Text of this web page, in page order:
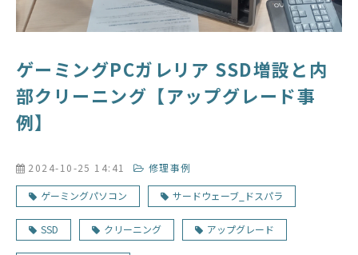
ゲーミングPCガレリア SSD増設と内
部クリーニング【アップグレード事
例】
2024-10-25 14:41 修理事例
ゲーミングパソコン サードウェーブ_ドスパラ
SSD クリーニング アップグレード